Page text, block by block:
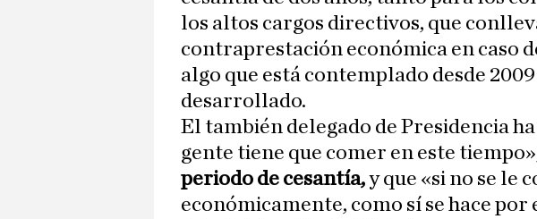
los altos cargos directivos, que
contraprestación económica en caso
algo que está contemplado desde 2009
desarrollado.
El también delegado de Presidencia
gente tiene que comer en este
periodo de cesantía,y que «si no se le
económicamente, como sí se hace por